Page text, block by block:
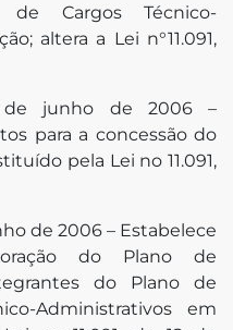
de Cargos Técnico-
altera a Lei n°11.091,
de junho de 2006 –
para a concessão do
pela Lei no 11.091,
de 2006 – Estabelece
do Plano de
do Plano de
Administrativos em